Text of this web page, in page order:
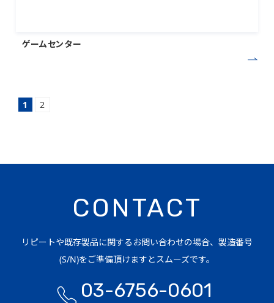
ゲームセンター
1 2
CONTACT
リピートや既存製品に関するお問い合わせの場合、製造番号
(S/N)をご準備頂けますとスムーズです。
03-6756-0601